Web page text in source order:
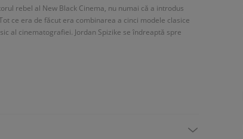
rebel al New Black Cinema, nu numai că a introdus
ce era de făcut era combinarea a cinci modele clasice
al cinematografiei. Jordan Spizike se îndreaptă spre